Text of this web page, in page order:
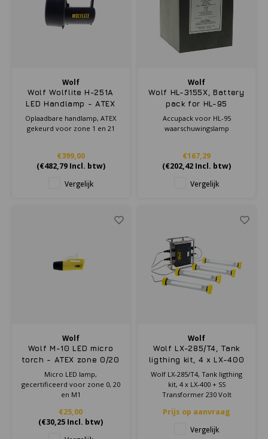
Wolf
Wolf Wolflite H-251A
LED Handlamp - ATEX
zone 1/21
Oplaadbare handlamp, ATEX
gekeurd voor zone 1 en 21
€399,00
(€482,79Incl. btw)
Vergelijk
Wolf
Wolf HL-3155X, Battery
pack for HL-95
Accupack voor HL-95
waarschuwingslamp
€167,29
(€202,42 Incl. btw)
Vergelijk
Wolf
Wolf M-10 LED micro
torch - ATEX zone 0/20
Micro LED lamp,
gecertificeerd voor zone 0, 20
en M1
€25,00
(€30,25 Incl. btw)
Wolf
Wolf LX-285/T4, Tank
ligthing kit, 4 x LX-400
+ SS Transformer 230
Volt
Wolf LX-285/T4, Tank ligthing
kit, 4 x LX-400 + SS
Transformer 230 Volt
Prijs op aanvraag
Vergelijk